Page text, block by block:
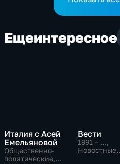
Ещеинтересное
Италия с Асей
Емельяновой
Общественно-
политические,
Вести
1991 – …,
Новостные,